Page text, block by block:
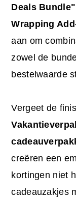
Deals
Wrapping
aan om
zowel de
bestelwaarde
Vergeet de
creëren een
kortingen niet
cadeauzakjes